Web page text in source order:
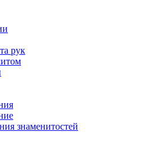
рук
знаменитостей